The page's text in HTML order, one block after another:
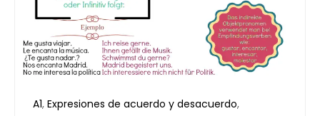
A1, Expresiones de acuerdo y desacuerdo,